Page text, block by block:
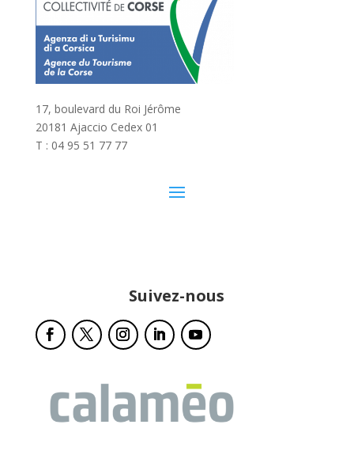
17, boulevard du Roi Jérôme
20181 Ajaccio Cedex 01
T : 04 95 51 77 77
Suivez-nous